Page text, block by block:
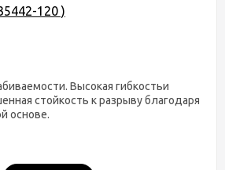
120 )
Высокая гибкостьи
стойкость к разрыву благодаря
основе.